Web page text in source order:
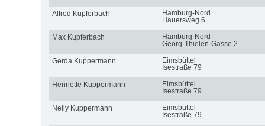
Alfred Kupferbach
Hamburg-Nord
Hauersweg 6
Max Kupferbach
Hamburg-Nord
Georg-Thielen-Gasse 2
Gerda Kuppermann
Eimsbüttel
Isestraße 79
Henriette Kuppermann
Eimsbüttel
Isestraße 79
Nelly Kuppermann
Eimsbüttel
Isestraße 79